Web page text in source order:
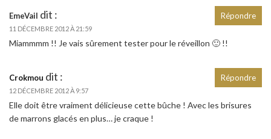
EmeVail dit :
11 DÉCEMBRE 2012 À 21:59
Miammmm !! Je vais sûrement tester pour le réveillon 🙂 !!
Répondre
Crokmou dit :
12 DÉCEMBRE 2012 À 9:57
Elle doit être vraiment délicieuse cette bûche ! Avec les brisures
de marrons glacés en plus… je craque !
Répondre